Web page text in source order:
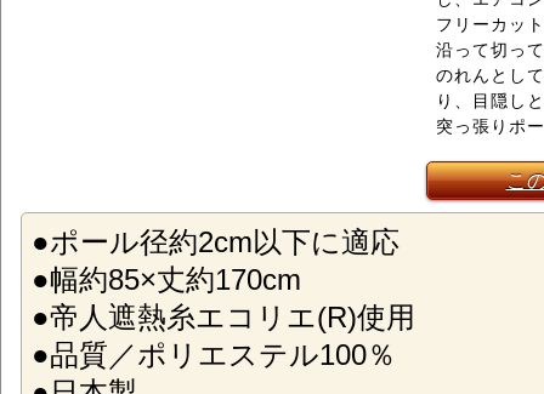
フリーカッ
沿って切っ
のれんとし
り、目隠し
突っ張りポ
こ
●ポール径約2cm以下に適応
●幅約85×丈約170cm
●帝人遮熱糸エコリエ(R)使用
●品質／ポリエステル100％